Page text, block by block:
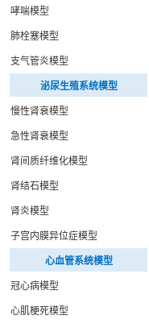
哮喘模型
肺栓塞模型
支气管炎模型
泌尿生殖系统模型
慢性肾衰模型
急性肾衰模型
肾间质纤维化模型
肾结石模型
肾炎模型
子宫内膜异位症模型
心血管系统模型
冠心病模型
心肌梗死模型